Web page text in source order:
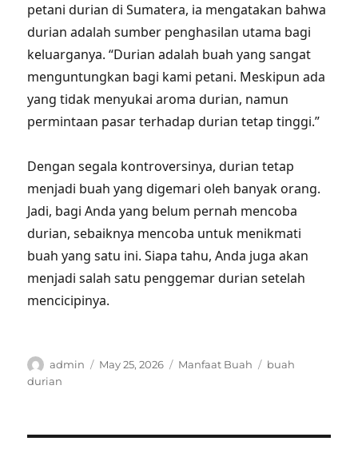
petani durian di Sumatera, ia mengatakan bahwa
durian adalah sumber penghasilan utama bagi
keluarganya. “Durian adalah buah yang sangat
menguntungkan bagi kami petani. Meskipun ada
yang tidak menyukai aroma durian, namun
permintaan pasar terhadap durian tetap tinggi.”
Dengan segala kontroversinya, durian tetap
menjadi buah yang digemari oleh banyak orang.
Jadi, bagi Anda yang belum pernah mencoba
durian, sebaiknya mencoba untuk menikmati
buah yang satu ini. Siapa tahu, Anda juga akan
menjadi salah satu penggemar durian setelah
mencicipinya.
Author
admin
Posted
May 25, 2026 Categories
Manfaat Buah Tags
buah
durian